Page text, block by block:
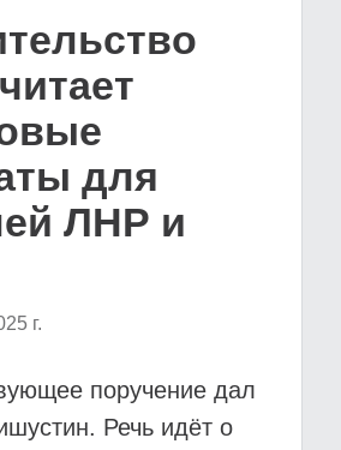
для
ЛНР и
г.
поручение дал
Речь идёт о